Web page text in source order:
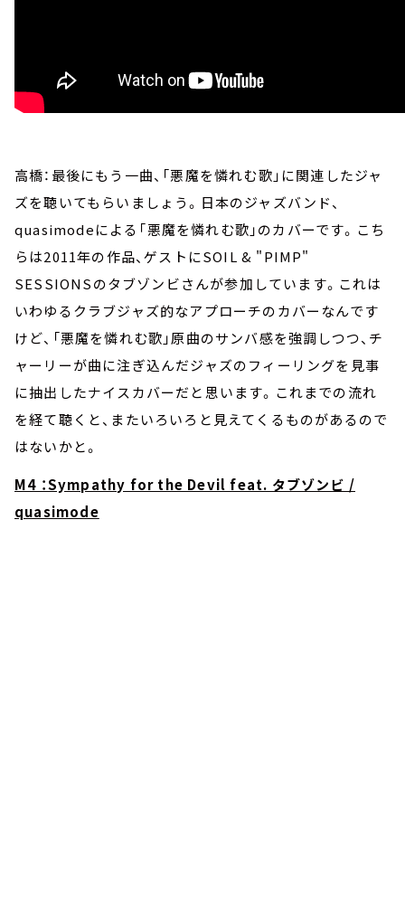
高橋：最後にもう一曲、「悪魔を憐れむ歌」に関連したジャ
ズを聴いてもらいましょう。日本のジャズバンド、
quasimodeによる「悪魔を憐れむ歌」のカバーです。こち
らは2011年の作品、ゲストにSOIL & "PIMP"
SESSIONSのタブゾンビさんが参加しています。これは
いわゆるクラブジャズ的なアプローチのカバーなんです
けど、「悪魔を憐れむ歌」原曲のサンバ感を強調しつつ、チ
ャーリーが曲に注ぎ込んだジャズのフィーリングを見事
に抽出したナイスカバーだと思います。これまでの流れ
を経て聴くと、またいろいろと見えてくるものがあるので
はないかと。
M4 ：Sympathy for the Devil feat. タブゾンビ /
quasimode